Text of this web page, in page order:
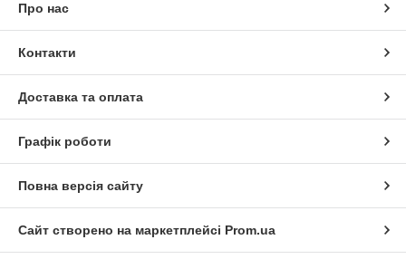
Про нас
Контакти
Доставка та оплата
Графік роботи
Повна версія сайту
Сайт створено на маркетплейсі Prom.ua